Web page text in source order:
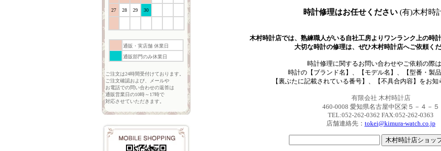
27 28 29 30
通販・実店舗 休業日
通販部門のみ休業日
ご注文は24時間受付けております。
ご注文確認および、メールや
お電話での問い合わせの返答は
通販営業日の10時～17時で
対応させていただきます。
時計修理はお任せください (有)木村時
木村時計店では、熟練職人がいる自社工房よりワンランク上の時
大切な時計の修理は、ぜひ木村時計店へご依頼く
時計修理に関するお問い合わせやご依頼の際
時計の【ブランド名】、【モデル名】、【型番・製
【裏ぶたに記載されている番号】、【不具合内容】をお
有限会社 木村時計店
460-0008 愛知県名古屋中区栄５－４－５
TEL:052-262-0362 FAX:052-262-0363
店舗連絡先： tokei@kimura-watch.co.jp